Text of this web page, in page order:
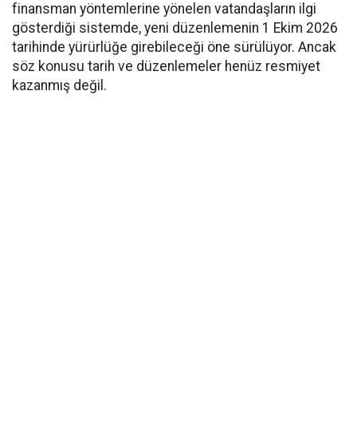
finansman yöntemlerine yönelen vatandaşların ilgi
gösterdiği sistemde, yeni düzenlemenin 1 Ekim 2026
tarihinde yürürlüğe girebileceği öne sürülüyor. Ancak
söz konusu tarih ve düzenlemeler henüz resmiyet
kazanmış değil.